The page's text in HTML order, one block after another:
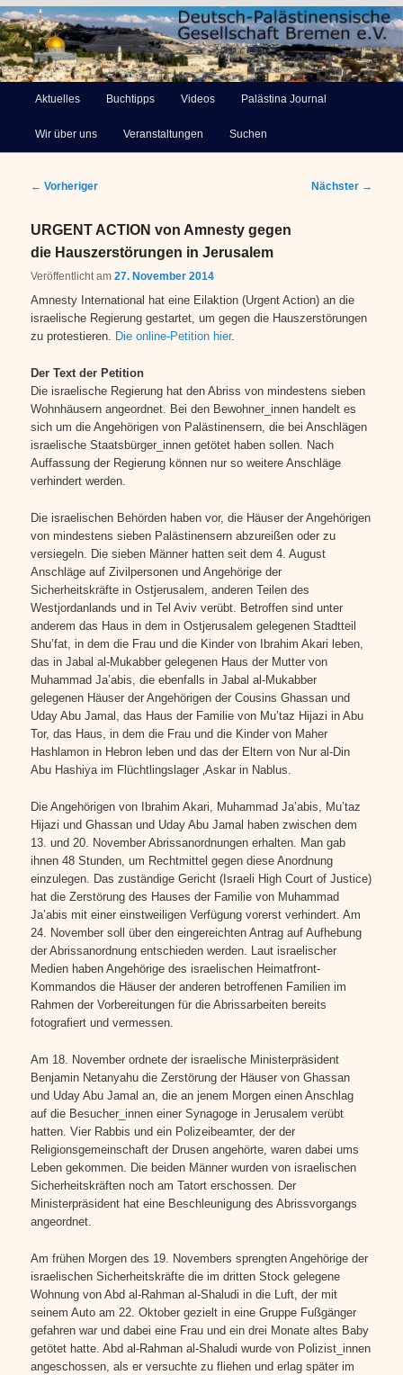
Deutsch-Palästinensische
Zum
primären
Aktuelles Buchtipps Videos Palästina Journal
Wir über uns Veranstaltungen Suchen
Beitragsnavigation
← Vorheriger Nächster →
URGENT ACTION von Amnesty gegen
die Hauszerstörungen in Jerusalem
Veröffentlicht am27. November 2014
Amnesty International hat eine Eilaktion (Urgent Action) an die
israelische Regierung gestartet, um gegen die Hauszerstörungen
zu protestieren.
Die online-Petition hier.
Der Text der Petition
Die israelische Regierung hat den Abriss von mindestens sieben
Wohnhäusern angeordnet. Bei den Bewohner_innen handelt es
sich um die Angehörigen von Palästinensern, die bei Anschlägen
israelische Staatsbürger_innen getötet haben sollen. Nach
Auffassung der Regierung können nur so weitere Anschläge
verhindert werden.
Die israelischen Behörden haben vor, die Häuser der Angehörigen
von mindestens sieben Palästinensern abzureißen oder zu
versiegeln. Die sieben Männer hatten seit dem 4. August
Anschläge auf Zivilpersonen und Angehörige der
Sicherheitskräfte in Ostjerusalem, anderen Teilen des
Westjordanlands und in Tel Aviv verübt. Betroffen sind unter
anderem das Haus in dem in Ostjerusalem gelegenen Stadtteil
Shu’fat, in dem die Frau und die Kinder von Ibrahim Akari leben,
das in Jabal al-Mukabber gelegenen Haus der Mutter von
Muhammad Ja’abis, die ebenfalls in Jabal al-Mukabber
gelegenen Häuser der Angehörigen der Cousins Ghassan und
Uday Abu Jamal, das Haus der Familie von Mu’taz Hijazi in Abu
Tor, das Haus, in dem die Frau und die Kinder von Maher
Hashlamon in Hebron leben und das der Eltern von Nur al-Din
Abu Hashiya im Flüchtlingslager ‚Askar in Nablus.
Die Angehörigen von Ibrahim Akari, Muhammad Ja’abis, Mu’taz
Hijazi und Ghassan und Uday Abu Jamal haben zwischen dem
13. und 20. November Abrissanordnungen erhalten. Man gab
ihnen 48 Stunden, um Rechtmittel gegen diese Anordnung
einzulegen. Das zuständige Gericht (Israeli High Court of Justice)
hat die Zerstörung des Hauses der Familie von Muhammad
Ja’abis mit einer einstweiligen Verfügung vorerst verhindert. Am
24. November soll über den eingereichten Antrag auf Aufhebung
der Abrissanordnung entschieden werden. Laut israelischer
Medien haben Angehörige des israelischen Heimatfront-
Kommandos die Häuser der anderen betroffenen Familien im
Rahmen der Vorbereitungen für die Abrissarbeiten bereits
fotografiert und vermessen.
Am 18. November ordnete der israelische Ministerpräsident
Benjamin Netanyahu die Zerstörung der Häuser von Ghassan
und Uday Abu Jamal an, die an jenem Morgen einen Anschlag
auf die Besucher_innen einer Synagoge in Jerusalem verübt
hatten. Vier Rabbis und ein Polizeibeamter, der der
Religionsgemeinschaft der Drusen angehörte, waren dabei ums
Leben gekommen. Die beiden Männer wurden von israelischen
Sicherheitskräften noch am Tatort erschossen. Der
Ministerpräsident hat eine Beschleunigung des Abrissvorgangs
angeordnet.
Am frühen Morgen des 19. Novembers sprengten Angehörige der
israelischen Sicherheitskräfte die im dritten Stock gelegene
Wohnung von Abd al-Rahman al-Shaludi in die Luft, der mit
seinem Auto am 22. Oktober gezielt in eine Gruppe Fußgänger
gefahren war und dabei eine Frau und ein drei Monate altes Baby
getötet hatte. Abd al-Rahman al-Shaludi wurde von Polizist_innen
angeschossen, als er versuchte zu fliehen und erlag später im